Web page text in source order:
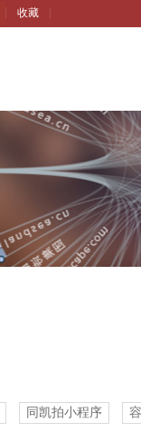
收藏
同凯拍小程序